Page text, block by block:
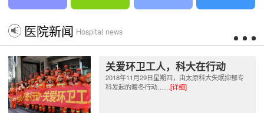
医院新闻 Hospital news
关爱环卫工人，科大在行动
2018年11月29日星期四，由太原科大失眠抑郁专
科发起的暖冬行动……[详细]